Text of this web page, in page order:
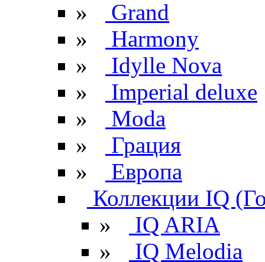
»
Grand
»
Harmony
»
Idylle Nova
»
Imperial deluxe
»
Moda
»
Грация
»
Европа
Коллекции IQ
»
IQ ARIA
»
IQ Melodia